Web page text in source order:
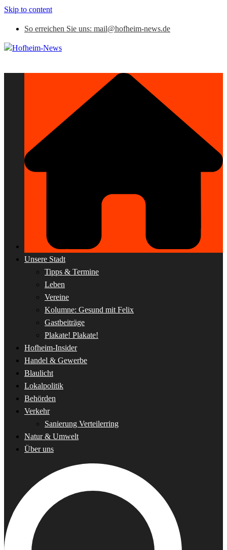
Skip to content
So erreichen Sie uns: mail@hofheim-news.de
Unsere Stadt
Tipps & Termine
Leben
Vereine
Kolumne: Gesund mit Felix
Gastbeiträge
Plakate! Plakate!
Hofheim-Insider
Handel & Gewerbe
Blaulicht
Lokalpolitik
Behörden
Verkehr
Sanierung Verteilerring
Natur & Umwelt
Über uns